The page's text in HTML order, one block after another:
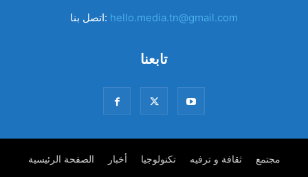
اتصل بنا: hello.media.tn@gmail.com
تابعنا
الصفحة الرئيسية أخبار تكنولوجيا ثقافة و ترفيه مجتمع